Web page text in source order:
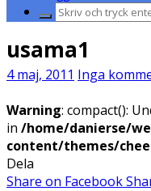
Sök
usama1
4 maj, 2011 Inga
Warning: compact():
in /home/danierse/
content/themes/
Dela
Share on Facebook